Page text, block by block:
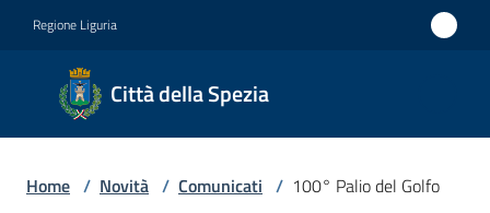
Regione Liguria
Città della Spezia
Città
della
Home / Novità / Comunicati / 100° Palio del Golfo